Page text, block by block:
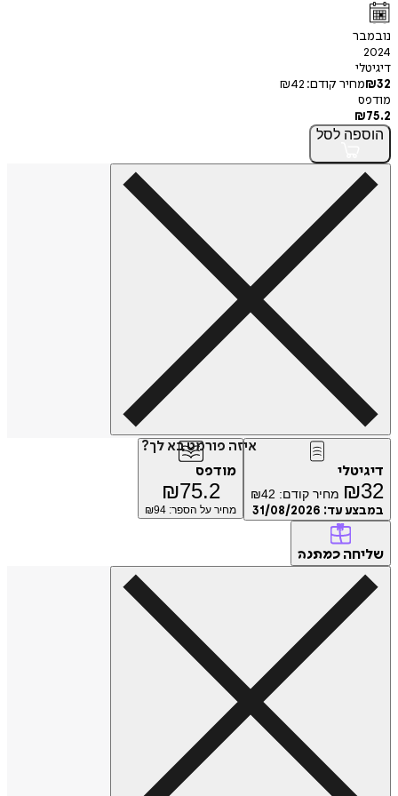
נובמבר
2024
דיגיטלי
₪32 מחיר קודם: ₪42
מודפס
₪75.2
הוספה לסל
איזה פורמט בא לך?
דיגיטלי
₪32 מחיר קודם: ₪42
במבצע עד: 31/08/2026
מודפס
₪75.2
מחיר על הספר: ₪ 94
שליחה כמתנה